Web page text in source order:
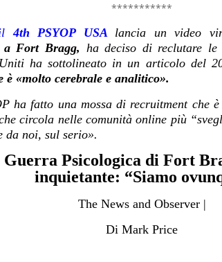
***********
4th PSYOP USA lancia un video
a Fort Bragg, ha deciso di reclutare le
ha sottolineato in un articolo del
è «molto cerebrale e analitico».
ha fatto una mossa di recruitment che
circola nelle comunità online più
da noi, sul serio».
Psicologica di Fort
inquietante: “Siamo
The News and Observer |
Di Mark Price